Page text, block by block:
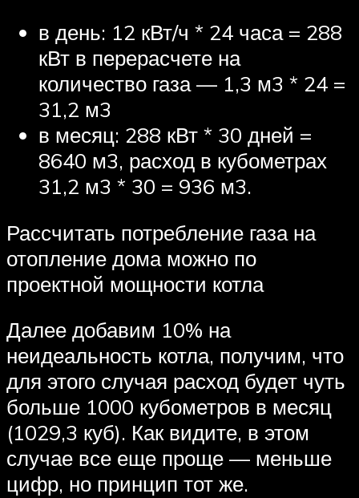
в день: 12 кВт/ч * 24 часа = 288
кВт в перерасчете на
количество газа — 1,3 м3 * 24 =
31,2 м3
в месяц: 288 кВт * 30 дней =
8640 м3, расход в кубометрах
31,2 м3 * 30 = 936 м3.
Рассчитать потребление газа на
отопление дома можно по
проектной мощности котла
Далее добавим 10% на
неидеальность котла, получим, что
для этого случая расход будет чуть
больше 1000 кубометров в месяц
(1029,3 куб). Как видите, в этом
случае все еще проще — меньше
цифр, но принцип тот же.